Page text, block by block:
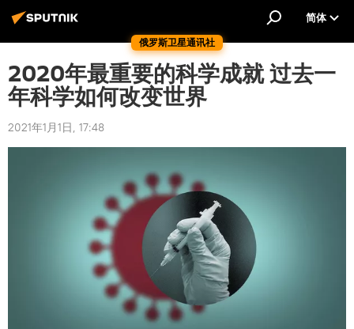
俄罗斯卫星通讯社
简体
2020年最重要的科学成就 过去一
年科学如何改变世界
2021年1月1日, 17:48